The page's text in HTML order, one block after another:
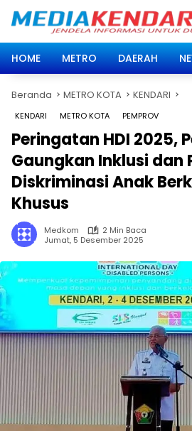
HOME
METRO DAERAH
Beranda METRO KOTA KENDARI
KENDARI METRO KOTA PEMPROV
Peringatan HDI 2025,
Gaungkan Inklusi dan
Diskriminasi Anak
Khusus
Medkom
2 Min Baca
Jumat, 5 Desember 2025